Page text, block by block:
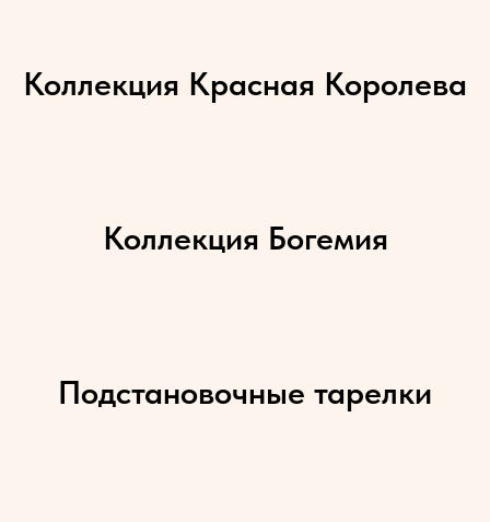
Коллекция Красная Королева
Коллекция Богемия
Подстановочные тарелки